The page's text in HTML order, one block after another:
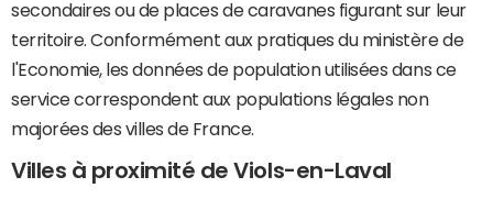
secondaires ou de places de caravanes figurant sur leur
territoire. Conformément aux pratiques du ministère de
l'Economie, les données de population utilisées dans ce
service correspondent aux populations légales non
majorées des villes de France.
Villes à proximité de Viols-en-Laval